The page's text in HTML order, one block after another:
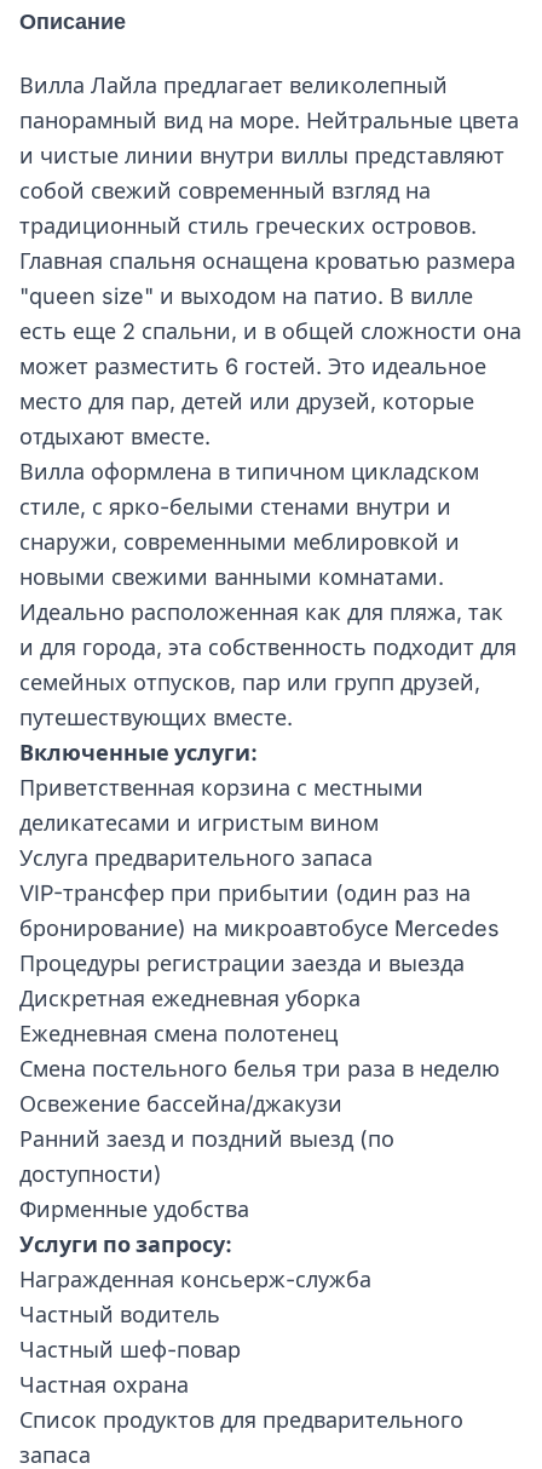
Описание
Вилла Лайла предлагает великолепный
панорамный вид на море. Нейтральные цвета
и чистые линии внутри виллы представляют
собой свежий современный взгляд на
традиционный стиль греческих островов.
Главная спальня оснащена кроватью размера
"queen size" и выходом на патио. В вилле
есть еще 2 спальни, и в общей сложности она
может разместить 6 гостей. Это идеальное
место для пар, детей или друзей, которые
отдыхают вместе.
Вилла оформлена в типичном цикладском
стиле, с ярко-белыми стенами внутри и
снаружи, современными меблировкой и
новыми свежими ванными комнатами.
Идеально расположенная как для пляжа, так
и для города, эта собственность подходит для
семейных отпусков, пар или групп друзей,
путешествующих вместе.
Включенные услуги:
Приветственная корзина с местными
деликатесами и игристым вином
Услуга предварительного запаса
VIP-трансфер при прибытии (один раз на
бронирование) на микроавтобусе Mercedes
Процедуры регистрации заезда и выезда
Дискретная ежедневная уборка
Ежедневная смена полотенец
Смена постельного белья три раза в неделю
Освежение бассейна/джакузи
Ранний заезд и поздний выезд (по
доступности)
Фирменные удобства
Услуги по запросу:
Награжденная консьерж-служба
Частный водитель
Частный шеф-повар
Частная охрана
Список продуктов для предварительного
запаса